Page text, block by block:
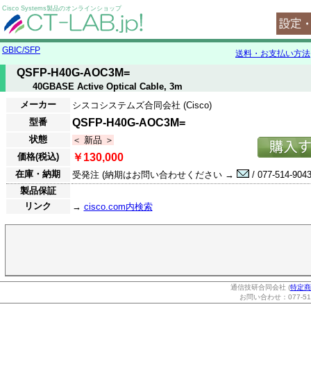
Cisco Systems製品のオンラインショップ
GBIC/SFP 送料・お支払い方法
QSFP-H40G-AOC3M=
40GBASE Active Optical Cable, 3m
メーカー
シスコシステムズ合同会社 (Cisco)
型番
QSFP-H40G-AOC3M=
状態
＜ 新品 ＞
価格(税込)
￥130,000
在庫・納期 受発注 (納期はお問い合わせください →
/ 077-514-
製品保証
リンク
→ cisco.com内検索
通信技研合同会社 (特定
お問い合わせ：077-